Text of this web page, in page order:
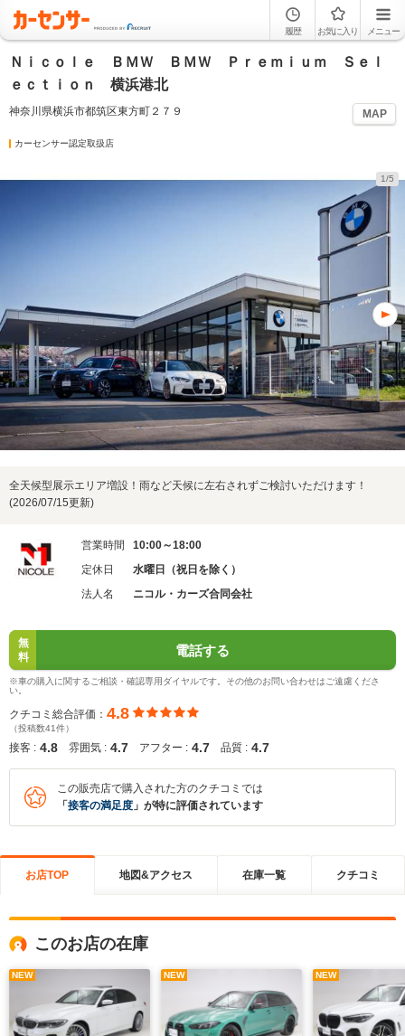
履歴 お気に入り メニュー
Ｎｉｃｏｌｅ ＢＭＷ ＢＭＷ Ｐｒｅｍｉｕｍ Ｓｅｌ
ｅｃｔｉｏｎ 横浜港北
神奈川県横浜市都筑区東方町２７９ MAP
カーセンサー認定取扱店
1/5
全天候型展示エリア増設！雨など天候に左右されずご検討いただけます！
(2026/07/15更新)
営業時間
10:00～18:00
定休日
水曜日（祝日を除く）
法人名
ニコル・カーズ合同会社
無
料
電話する
※車の購入に関するご相談・確認専用ダイヤルです。その他のお問い合わせはご遠慮くださ
い。
クチコミ総合評価： 4.8
（投稿数41件）
接客 : 4.8 雰囲気 : 4.7 アフター : 4.7 品質 : 4.7
この販売店で購入された方のクチコミでは
「 接客の満足度 」が特に評価されています
お店TOP 地図&アクセス 在庫一覧 クチコミ
このお店の在庫
NEW NEW NEW